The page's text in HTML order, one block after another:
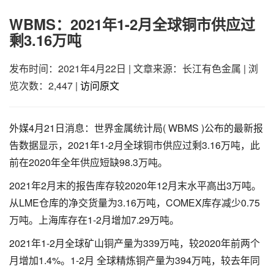
WBMS：2021年1-2月全球铜市供应过
剩3.16万吨
发布时间：2021年4月22日 | 文章来源：长江有色金属 | 浏
览次数：2,447 | 访问原文
外媒4月21日消息：世界金属统计局( WBMS )公布的最新报
告数据显示，2021年1-2月全球铜市供应过剩3.16万吨，此
前在2020年全年供应短缺98.3万吨。
2021年2月末的报告库存较2020年12月末水平高出3万吨。
从LME仓库的净交货量为3.16万吨，COMEX库存减少0.75
万吨。上海库存在1-2月增加7.29万吨。
2021年1-2月全球矿山铜产量为339万吨，较2020年前两个
月增加1.4%。1-2月 全球精炼铜产量为394万吨，较去年同